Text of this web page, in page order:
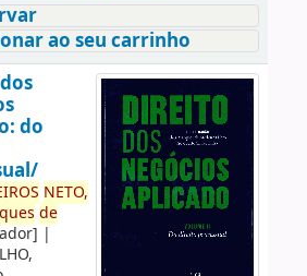
ao seu carrinho
do
IROS NETO,
de
|